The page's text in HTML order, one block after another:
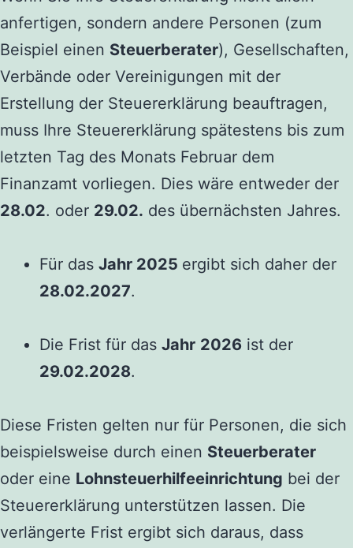
anfertigen, sondern andere Personen (zum
Beispiel einen Steuerberater), Gesellschaften,
Verbände oder Vereinigungen mit der
Erstellung der Steuererklärung beauftragen,
muss Ihre Steuererklärung spätestens bis zum
letzten Tag des Monats Februar dem
Finanzamt vorliegen. Dies wäre entweder der
28.02. oder 29.02. des übernächsten Jahres.
Für das Jahr 2025 ergibt sich daher der
28.02.2027.
Die Frist für das Jahr 2026 ist der
29.02.2028.
Diese Fristen gelten nur für Personen, die sich
beispielsweise durch einen Steuerberater
oder eine Lohnsteuerhilfeeinrichtung bei der
Steuererklärung unterstützen lassen. Die
verlängerte Frist ergibt sich daraus, dass